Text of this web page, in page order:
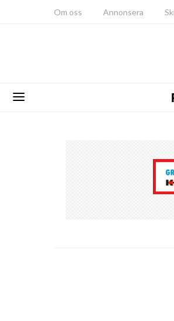
Om oss Annonsera